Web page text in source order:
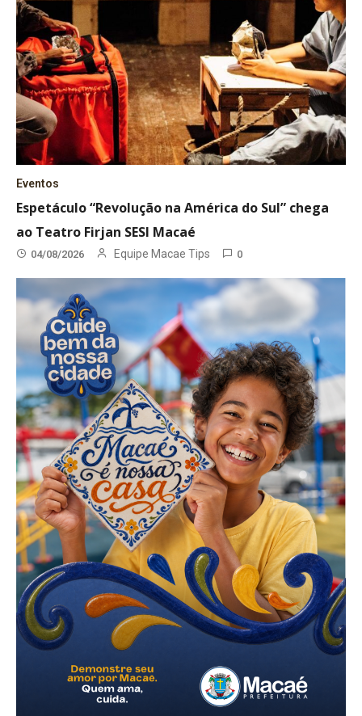
Eventos
Espetáculo “Revolução na América do Sul” chega
ao Teatro Firjan SESI Macaé
04/08/2026 Equipe Macae Tips 0